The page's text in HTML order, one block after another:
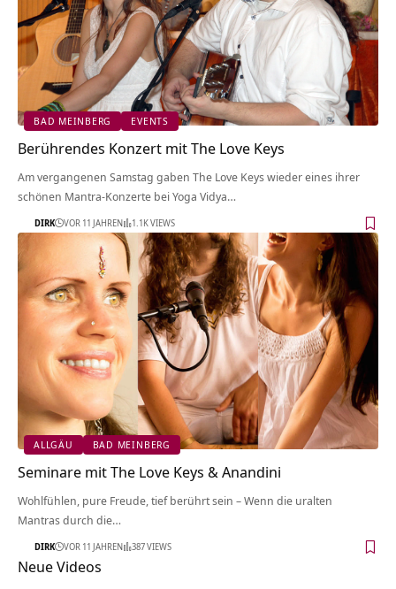
BAD MEINBERG EVENTS
Berührendes Konzert mit The Love Keys
Am vergangenen Samstag gaben The Love Keys wieder eines ihrer
schönen Mantra-Konzerte bei Yoga Vidya…
DIRK VOR 11 JAHREN 1.1K VIEWS
ALLGÄU BAD MEINBERG
Seminare mit The Love Keys & Anandini
Wohlfühlen, pure Freude, tief berührt sein – Wenn die uralten
Mantras durch die…
DIRK VOR 11 JAHREN 387 VIEWS
Neue Videos